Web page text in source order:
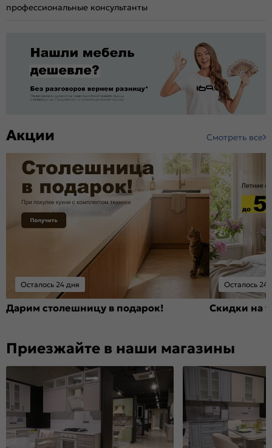
профессиональные консультанты
Акции Смотреть все
Осталось 24 дня
Дарим столешницу в подарок!
Осталось 24
Скидки на
Приезжайте в наши магазины